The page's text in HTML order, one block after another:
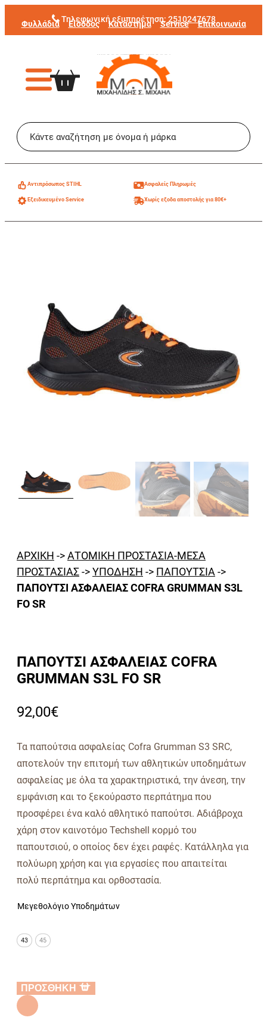
Μετάβαση
στο
Τηλεφωνική εξυπηρέτηση: 2510247678
Φυλλάδια Είσοδος Κατάστημα Service Επικοινωνία
Aντιπρόσωπος STIHL Ασφαλείς Πληρωμές
Εξειδικευμένο Service Χωρίς εξοδα αποστολής για 80€+
ΑΡΧΙΚΗ ->ΑΤΟΜΙΚΗ ΠΡΟΣΤΑΣΙΑ-ΜΕΣΑ
ΠΡΟΣΤΑΣΙΑΣ->ΥΠΟΔΗΣΗ -> ΠΑΠΟΥΤΣΙΑ ->
ΠΑΠΟΥΤΣΙ ΑΣΦΑΛΕΙΑΣ COFRA GRUMMAN S3L
FO SR
ΠΑΠΟΥΤΣΙ ΑΣΦΑΛΕΙΑΣ COFRA
GRUMMAN S3L FO SR
92,00€
Τα παπούτσια ασφαλείας Cofra Grumman S3 SRC,
αποτελούν την επιτομή των αθλητικών υποδημάτων
ασφαλείας με όλα τα χαρακτηριστικά, την άνεση, την
εμφάνιση και το ξεκούραστο περπάτημα που
προσφέρει ένα καλό αθλητικό παπούτσι. Αδιάβροχα
χάρη στον καινοτόμο Techshell κορμό του
παπουτσιού, ο οποίος δεν έχει ραφές. Κατάλληλα για
πολύωρη χρήση και για εργασίες που απαιτείται
πολύ περπάτημα και ορθοστασία.
Μεγεθολόγιο Υποδημάτων
43 45
ΠΡΟΣΘΗΚΗ